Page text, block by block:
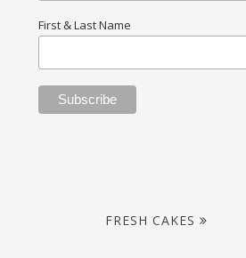
First & Last Name
FRESH CAKES